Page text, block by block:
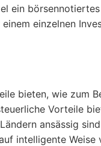
ein
einzelnen
bieten, wie zum
Vorteile
ansässig
intelligente Weise